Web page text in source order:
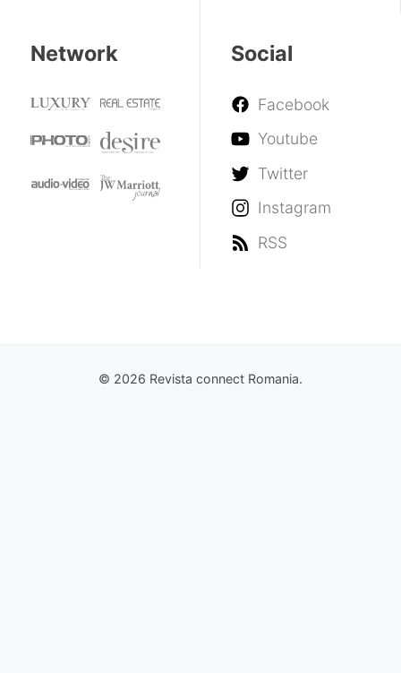
Network Social
Facebook
Youtube
Twitter
Instagram
RSS
© 2026 Revista connect Romania.